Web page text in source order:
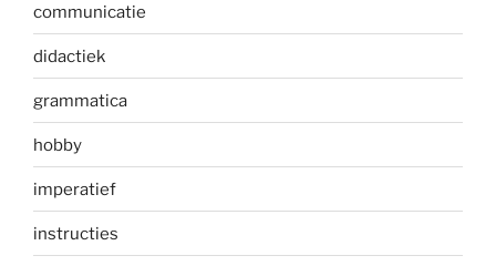
communicatie
didactiek
grammatica
hobby
imperatief
instructies